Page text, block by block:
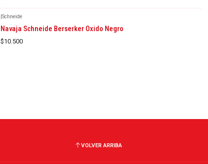
|Schneide
Navaja Schneide Berserker Oxido Negro
$10.500
VOLVER ARRIBA